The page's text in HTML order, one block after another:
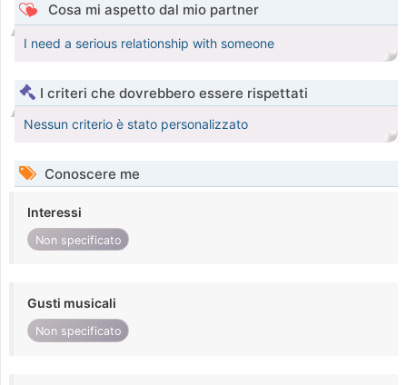
Cosa mi aspetto dal mio partner
I need a serious relationship with someone
I criteri che dovrebbero essere rispettati
Nessun criterio è stato personalizzato
Conoscere me
Interessi
Non specificato
Gusti musicali
Non specificato